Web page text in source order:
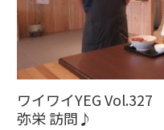
ワイワイYEG Vol.327
弥栄 訪問♪